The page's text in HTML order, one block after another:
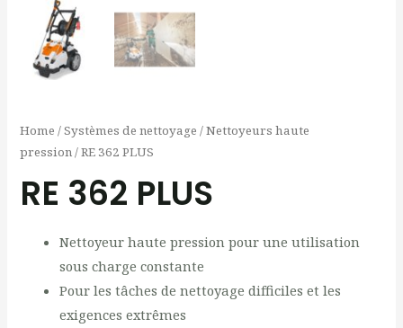
Home /Systèmes de nettoyage /Nettoyeurs haute
pression/ RE 362 PLUS
RE 362 PLUS
Nettoyeur haute pression pour une utilisation
sous charge constante
Pour les tâches de nettoyage difficiles et les
exigences extrêmes